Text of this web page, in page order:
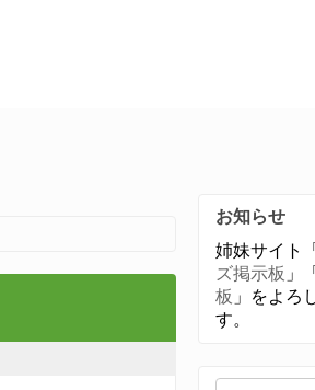
お知らせ
姉妹サイト「
ズ掲示板 」「
板 」をよろ
す。